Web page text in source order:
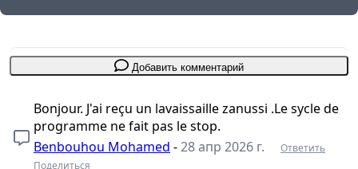
Добавить комментарий
Bonjour. J'ai reçu un lavaissaille zanussi .Le sycle de
programme ne fait pas le stop.
Benbouhou Mohamed -28 апр 2026 г.
Ответить
Поделиться